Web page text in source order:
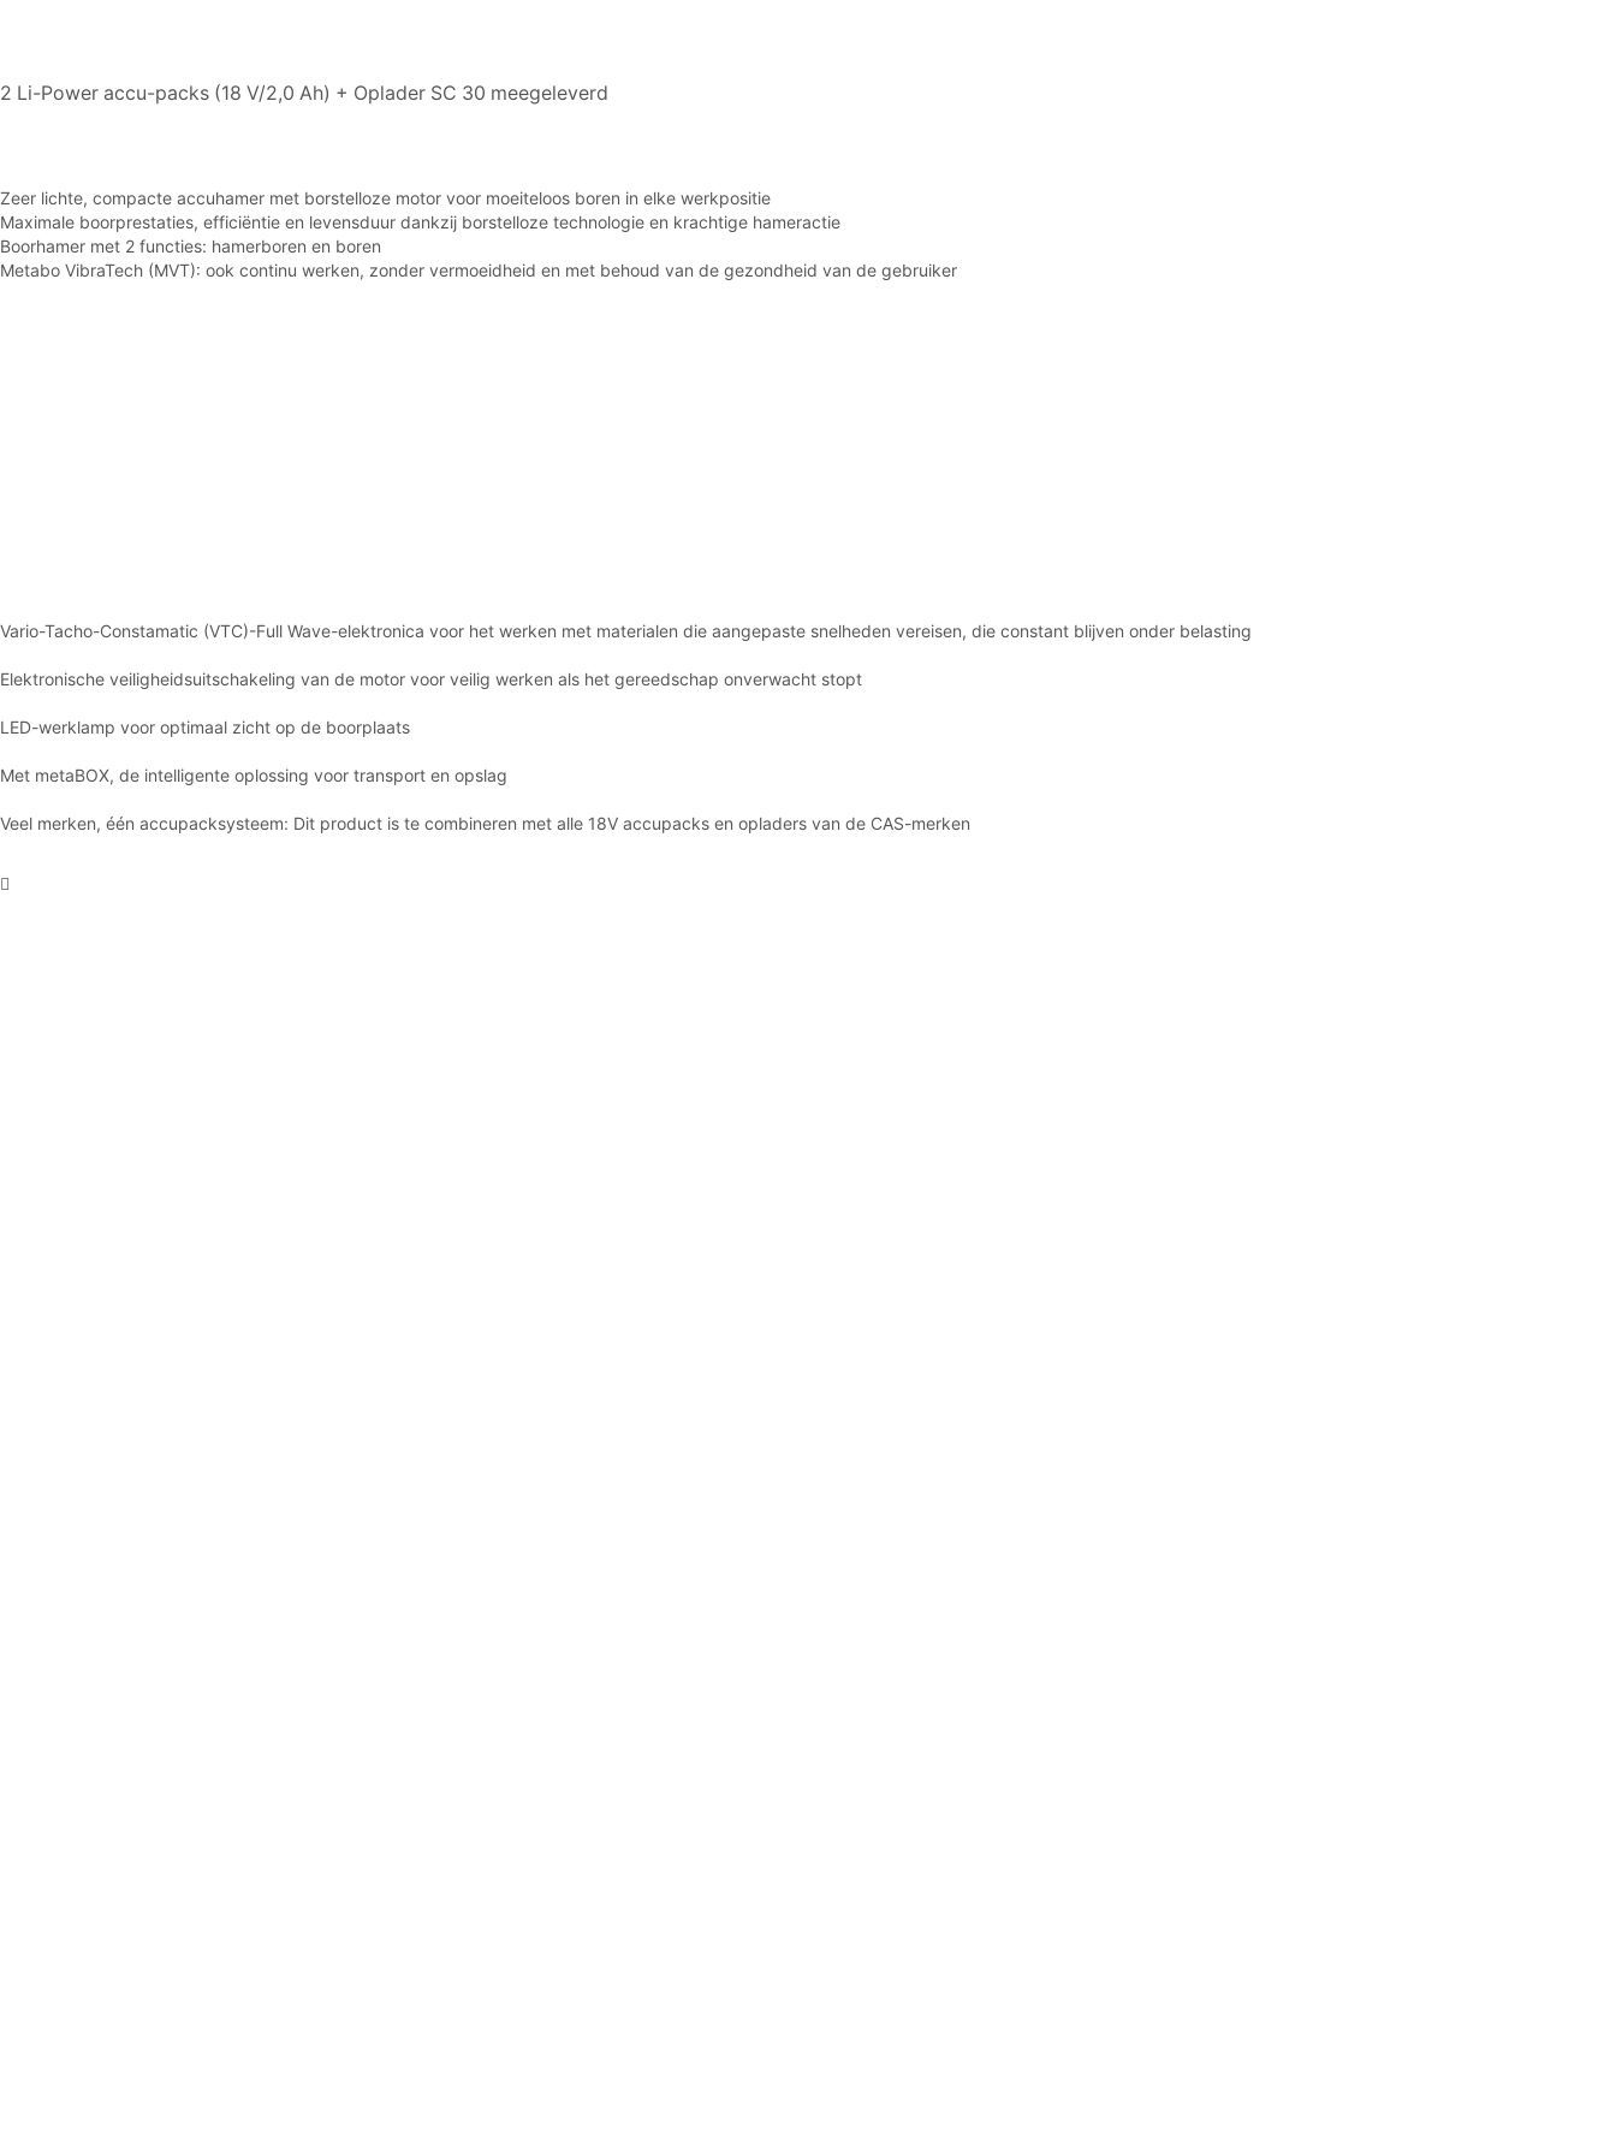
2 Li-Power accu-packs (18 V/2,0 Ah) + Oplader SC 30 meegeleverd
Zeer lichte, compacte accuhamer met borstelloze motor voor moeiteloos boren in elke werkpositie
Maximale boorprestaties, efficiëntie en levensduur dankzij borstelloze technologie en krachtige hameractie
Boorhamer met 2 functies: hamerboren en boren
Metabo VibraTech (MVT): ook continu werken, zonder vermoeidheid en met behoud van de gezondheid van de gebruiker
Vario-Tacho-Constamatic (VTC)-Full Wave-elektronica voor het werken met materialen die aangepaste snelheden vereisen, die constant blijven onder belasting
Elektronische veiligheidsuitschakeling van de motor voor veilig werken als het gereedschap onverwacht stopt
LED-werklamp voor optimaal zicht op de boorplaats
Met metaBOX, de intelligente oplossing voor transport en opslag
Veel merken, één accupacksysteem: Dit product is te combineren met alle 18V accupacks en opladers van de CAS-merken